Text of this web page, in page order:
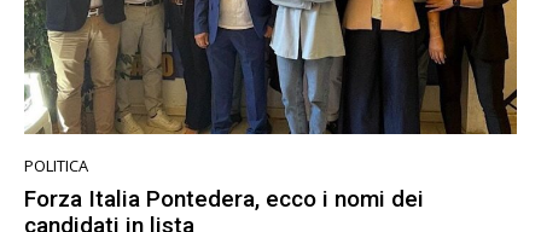
POLITICA
Forza Italia Pontedera, ecco i nomi dei
candidati in lista